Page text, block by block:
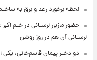
لحظه برخورد رعد و برق به
حضور مازیار لرستانی در ختم
لرستانی آن هم در روز روشن
دو دختر پیمان قاسم‌خانی، یکی